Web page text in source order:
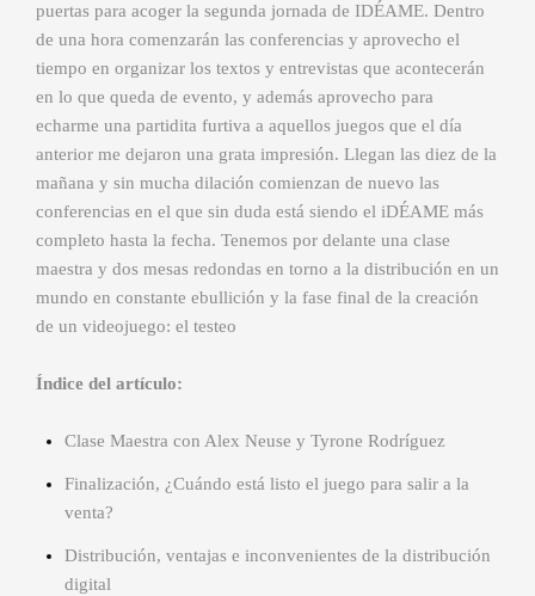
puertas para acoger la segunda jornada de IDÉAME. Dentro
de una hora comenzarán las conferencias y aprovecho el
tiempo en organizar los textos y entrevistas que acontecerán
en lo que queda de evento, y además aprovecho para
echarme una partidita furtiva a aquellos juegos que el día
anterior me dejaron una grata impresión. Llegan las diez de la
mañana y sin mucha dilación comienzan de nuevo las
conferencias en el que sin duda está siendo el iDÉAME más
completo hasta la fecha. Tenemos por delante una clase
maestra y dos mesas redondas en torno a la distribución en un
mundo en constante ebullición y la fase final de la creación
de un videojuego: el testeo
Índice del artículo:
Clase Maestra con Alex Neuse y Tyrone Rodríguez
Finalización, ¿Cuándo está listo el juego para salir a la
venta?
Distribución, ventajas e inconvenientes de la distribución
digital